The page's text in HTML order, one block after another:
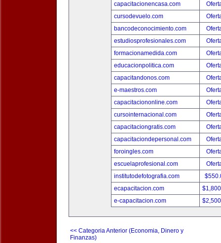
capacitacionencasa.com
cursodevuelo.com
bancodeconocimiento.com
estudiosprofesionales.com
formacionamedida.com
educacionpolitica.com
capacitandonos.com
e-maestros.com
capacitaciononline.com
cursointernacional.com
capacitaciongratis.com
capacitaciondepersonal.com
foroingles.com
escuelaprofesional.com
institutodefotografia.com
ecapacitacion.com
e-capacitacion.com
<< Categoria Anterior (Economia, Dinero y
Finanzas)